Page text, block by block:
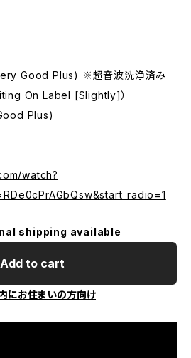
Good Plus) ※超音波洗浄済み
On Label [Slightly]）
Plus)
watch?
shipping available
Add to cart
にお住まいの方向け